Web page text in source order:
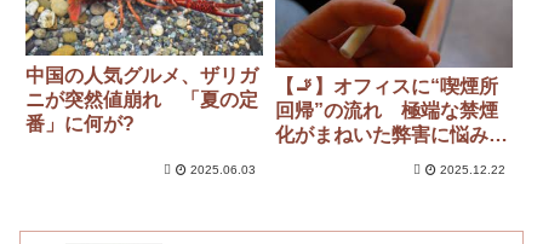
中国の人気グルメ、ザリガ
ニが突然値崩れ 「夏の定
番」に何が?
2025.06.03
【🚬】オフィスに“喫煙所
回帰”の流れ 極端な禁煙
化がまねいた弊害に悩み…
2025.12.22